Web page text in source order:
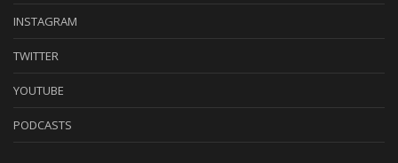
INSTAGRAM
TWITTER
YOUTUBE
PODCASTS